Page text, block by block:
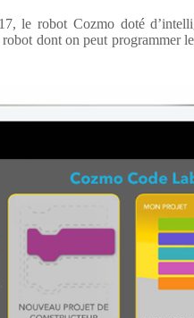
le robot Cozmo doté
dont on peut programmer